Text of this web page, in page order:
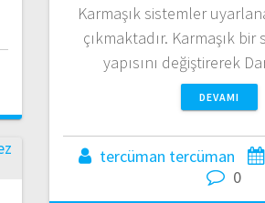
Karmaşık sistemler
çıkmaktadır. Karmaşık
yapısını değiştirerek
DEVAMI
tercüman tercüman
0